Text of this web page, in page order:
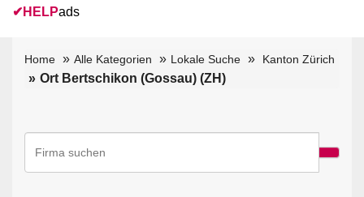
✔ HELPads
Home Alle Kategorien Lokale Suche Kanton Zürich
Ort Bertschikon (Gossau) (ZH)